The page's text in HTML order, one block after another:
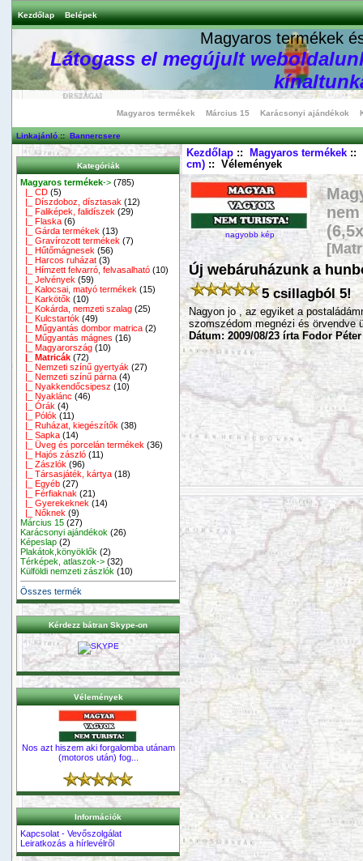
Kezdőlap Belépek
Magyaros termékek
Látogass el megújult
Magyaros termékek Március 15 Karácsonyi ajándékok
Linkajánló::Bannercsere
Kategóriák
Magyaros termékek-> (785)
|_ CD (5)
|_ Díszdoboz, dísztasak (12)
|_ Faliképek, falidíszek (29)
|_ Flaska (6)
|_ Gárda termékek (13)
|_ Gravírozott termékek (7)
|_ Hűtőmágnesek (56)
|_ Harcos ruházat (3)
|_ Hímzett felvarró, felvasalható (10)
|_ Jelvények (59)
|_ Kalocsai, matyó termékek (15)
|_ Karkötők (10)
|_ Kokárda, nemzeti szalag (25)
|_ Kulcstartók (49)
|_ Műgyantás dombor matrica (2)
|_ Műgyantás mágnes (16)
|_ Magyarország (10)
|_ Matricák (72)
|_ Nemzeti színű gyertyák (27)
|_ Nemzeti színű párna (4)
|_ Nyakkendőcsipesz (10)
|_ Nyaklánc (46)
|_ Órák (4)
|_ Pólók (11)
|_ Ruházat, kiegészítők (38)
|_ Sapka (14)
|_ Üveg és porcelán termékek (36)
|_ Hajós zászló (11)
|_ Zászlók (96)
|_ Társasjáték, kártya (18)
|_ Egyéb (27)
|_ Férfiaknak (21)
|_ Gyerekeknek (14)
|_ Nőknek (9)
Március 15 (27)
Karácsonyi ajándékok (26)
Képeslap (2)
Plakátok,könyöklők (2)
Térképek, atlaszok-> (32)
Külföldi nemzeti zászlók (10)
Összes termék
Kérdezz bátran Skype-on
Vélemények
Nos azt hiszem aki forgalomba utánam
(motoros után) fog...
Információk
Kapcsolat - Vevőszolgálat
Leiratkozás a hírlevélről
Kezdőlap:: Magyaros termékek::
cm):: Vélemények
nagyobb kép
Új webáruházunk a
5 csillagból 5!
Nagyon jo , az egyiket a
szomszédom megnézi és örvendve
Dátum: 2009/08/23 írta Fodor Péter